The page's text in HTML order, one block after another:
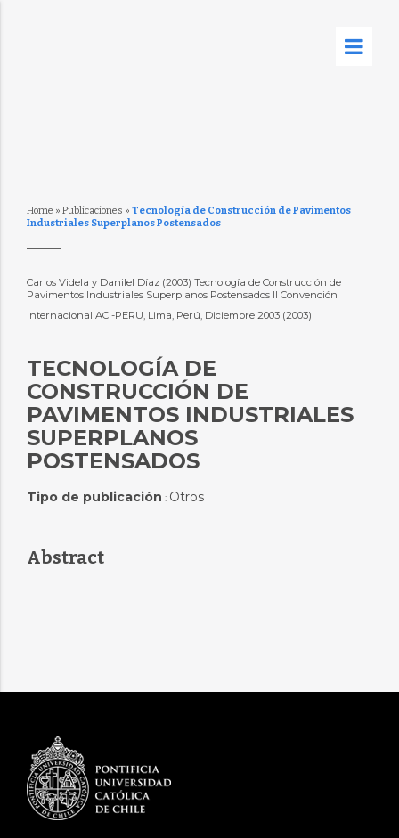
Home » Publicaciones » Tecnología de Construcción de Pavimentos
Industriales Superplanos Postensados
Carlos Videla y Danilel Díaz (2003) Tecnología de Construcción de
Pavimentos Industriales Superplanos Postensados II Convención
Internacional ACI-PERU, Lima, Perú, Diciembre 2003 (2003)
TECNOLOGÍA DE
CONSTRUCCIÓN DE
PAVIMENTOS INDUSTRIALES
SUPERPLANOS
POSTENSADOS
Tipo de publicación : Otros
Abstract